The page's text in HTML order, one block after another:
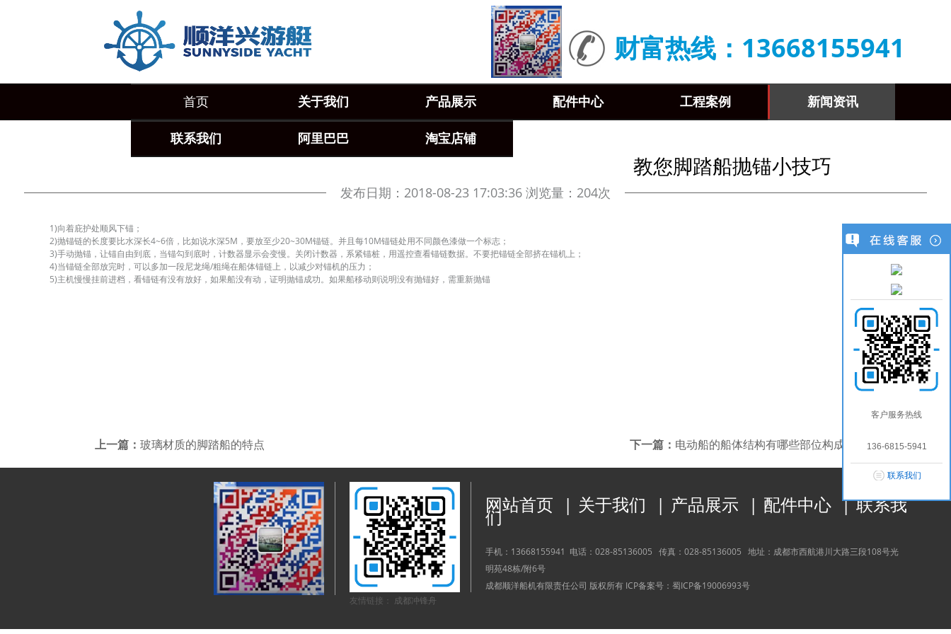
财富热线：13668155941
首页 关于我们 产品展示 配件中心 工程案例 新闻资讯
联系我们 阿里巴巴 淘宝店铺
教您脚踏船抛锚小技巧
发布日期：2018-08-23 17:03:36 浏览量：204次
1)向着庇护处顺风下锚；
2)抛锚链的长度要比水深长4~6倍，比如说水深5M，要放至少20~30M锚链。并且每10M锚链处用不同颜色漆做一个标志；
3)手动抛锚，让锚自由到底，当锚勾到底时，计数器显示会变慢。关闭计数器，系紧锚桩，用遥控查看锚链数据。不要把锚链全部挤在锚机上；
4)当锚链全部放完时，可以多加一段尼龙绳/粗绳在船体锚链上，以减少对锚机的压力；
5)主机慢慢挂前进档，看锚链有没有放好，如果船没有动，证明抛锚成功。如果船移动则说明没有抛锚好，需重新抛锚
上一篇：玻璃材质的脚踏船的特点 下一篇： 电动船的船体结构有哪些部位构成？
网站首页 | 关于我们 | 产品展示 | 配件中心 | 联系我
们
手机： 13668155941 电话： 028-85136005 传真： 028-85136005 地址： 成都市西航港川大路三段108号光
明苑48栋/附6号
成都顺洋船机有限责任公司 版权所有 ICP备案号： 蜀ICP备19006993号
友情链接： 成都冲锋舟
客户服务热线
136-6815-5941
联系我们